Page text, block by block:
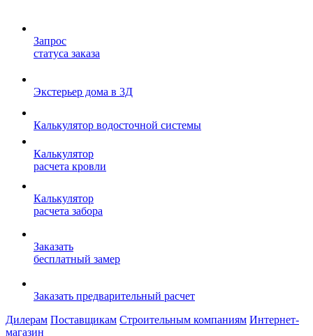
Запрос
статуса заказа
Экстерьер дома в 3Д
Калькулятор водосточной системы
Калькулятор
расчета кровли
Калькулятор
расчета забора
Заказать
бесплатный замер
Заказать предварительный расчет
Дилерам Поставщикам Строительным компаниям Интернет-
магазин